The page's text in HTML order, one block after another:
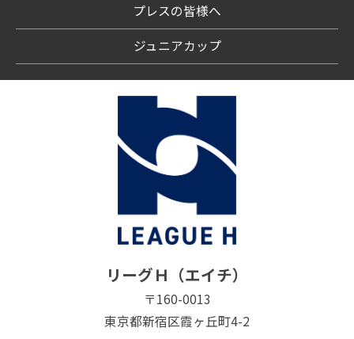
プレスの皆様へ
ジュニアカップ
リーグＨ（エイチ）
〒160-0013
東京都新宿区霞ヶ丘町4-2